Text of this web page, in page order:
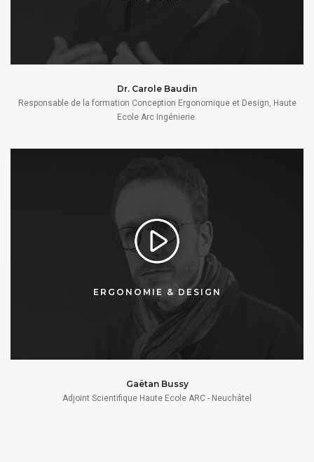
Dr. Carole Baudin
Responsable de la formation Conception Ergonomique et Design, Haute
Ecole Arc Ingénierie.
ERGONOMIE & DESIGN
Gaëtan Bussy
Adjoint Scientifique Haute Ecole ARC - Neuchâtel